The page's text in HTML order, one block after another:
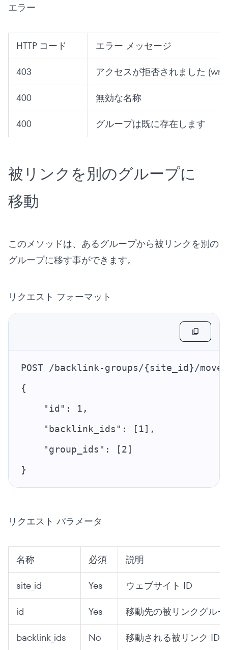
エラー
HTTP コード エラー メッセージ
403 アクセスが拒否されました
400 無効な名称
400 グループは既に存在します
被リンクを別のグループに
移動
このメソッドは、あるグループから被リンクを別の
グループに移す事ができます。
リクエスト フォーマット
POST /backlink-groups/{site_id}/move
{
    "id": 1,
    "backlink_ids": [1],
    "group_ids": [2]
}
リクエスト パラメータ
名称 必須 説明
site_id Yes ウェブサイト ID
id Yes 移動先の被リンクグル
backlink_ids No 移動される被リンク ID